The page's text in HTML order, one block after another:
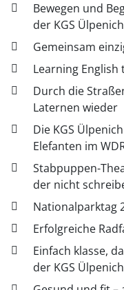
Bewegen und
der KGS
Gemeinsam
Learning
Durch die
Laternen wieder
Die KGS
Elefanten im
Stabpuppen-
der nicht
Nationalparktag
Erfolgreiche
Einfach klasse,
der KGS